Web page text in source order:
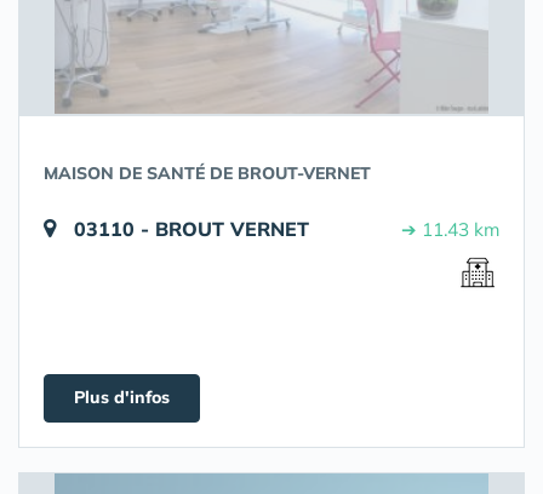
MAISON DE SANTÉ DE BROUT-VERNET
03110 - BROUT VERNET ➔ 11.43 km
Plus d'infos